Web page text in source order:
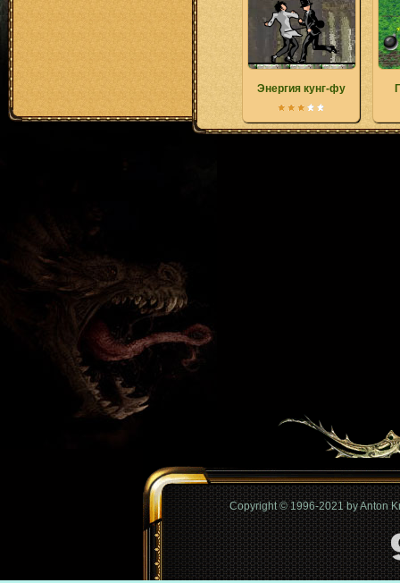
Энергия кунг-фу
Copyright © 1996-2021 by Anton